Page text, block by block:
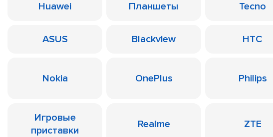
Huawei Планшеты Tecno
ASUS Blackview HTC
Nokia OnePlus Philips
Игровые
приставки
Realme ZTE